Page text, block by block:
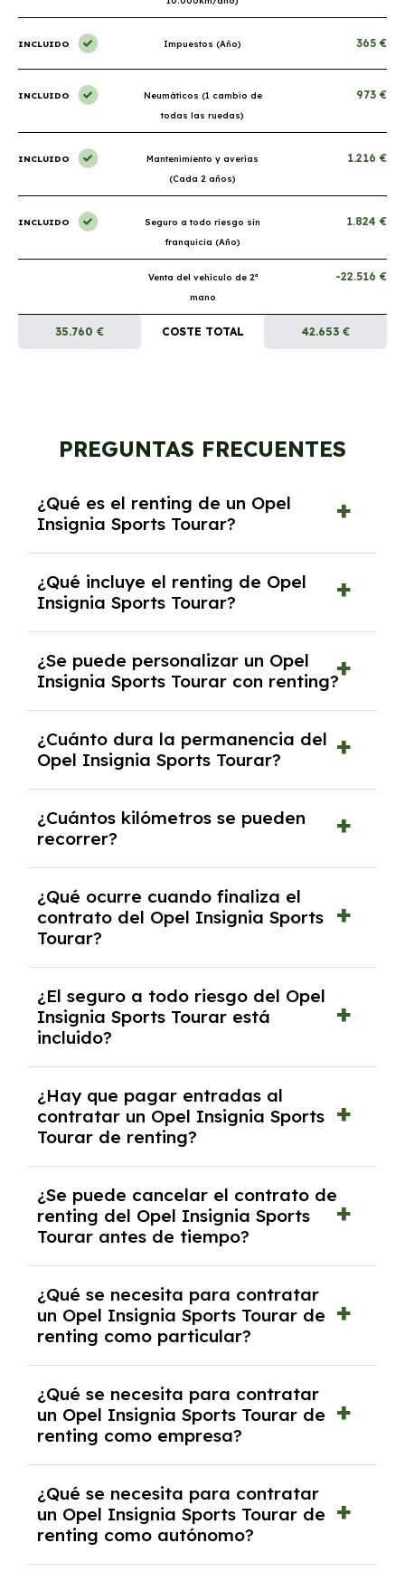
INCLUIDO Impuestos (Año) 365 €
INCLUIDO
Neumáticos (1 cambio de
todas las ruedas)
973 €
INCLUIDO
Mantenimiento y averías
(Cada 2 años)
1.216 €
INCLUIDO
Seguro a todo riesgo sin
franquicia (Año)
1.824 €
Venta del vehículo de 2ª
mano
-22.516 €
35.760 € COSTE TOTAL 42.653 €
PREGUNTAS FRECUENTES
¿Qué es el renting de un Opel
Insignia Sports Tourar?
es un contrato de alquiler a largo plazo en el
que pagas una cuota mensual fija por el uso
del coche durante un periodo determinado,
generalmente entre 2 y 5 años.
¿Qué incluye el renting de Opel
Insignia Sports Tourar?
seguro a todo riesgo, mantenimiento,
reparaciones, impuestos, asistencia en
carretera y gestión de la documentación.
¿Se puede personalizar un Opel
Insignia Sports Tourar con renting?
opciones y equipamiento adicional, siempre y
cuando lo pactes con la empresa de renting.
¿Cuánto dura la permanencia del
Opel Insignia Sports Tourar?
renting, que normalmente varía entre 2 y 5
años.
¿Cuántos kilómetros se pueden
recorrer?
contrato y puede variar entre 10,000 y
30,000 km anuales. Si excedes ese límite,
puede haber un cargo adicional.
¿Qué ocurre cuando finaliza el
contrato del Opel Insignia Sports
Tourar?
coche, renovarlo por uno nuevo o, en algunos
casos, comprarlo a un precio previamente
acordado.
¿El seguro a todo riesgo del Opel
Insignia Sports Tourar está
incluido?
Insignia Sports Tourar con el seguro a todo
riesgo sin franquicia incluido dentro de las
cuotas mensuales.
¿Hay que pagar entradas al
contratar un Opel Insignia Sports
Tourar de renting?
tendrás que pagar ningún tipo de entrada
salvo en casos que lo exija el proveedor
debido al resultado del estudio de viabilidad
económica.
¿Se puede cancelar el contrato de
renting del Opel Insignia Sports
Tourar antes de tiempo?
pero puede haber penalizaciones por
cancelación anticipada. Es importante revisar
las condiciones del contrato y hablar con un
experto que te asesore.
¿Qué se necesita para contratar
un Opel Insignia Sports Tourar de
renting como particular?
y, en algunos casos, una consulta de solvencia
crediticia y un pago inicial.
¿Qué se necesita para contratar
un Opel Insignia Sports Tourar de
renting como empresa?
documentación financiera y, en algunos
casos, un informe de solvencia de la empresa
y un pago inicial.
¿Qué se necesita para contratar
un Opel Insignia Sports Tourar de
renting como autónomo?